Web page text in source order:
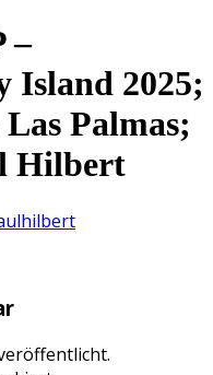
–
Island 2025;
Palmas;
Hilbert